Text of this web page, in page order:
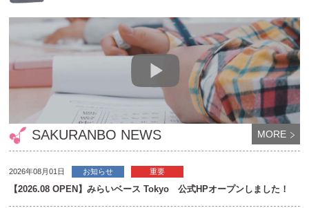
SAKURANBO NEWS MORE
2026年08月01日 お知らせ 重要
【2026.08 OPEN】みらいベース Tokyo 公式HPオープンしました！